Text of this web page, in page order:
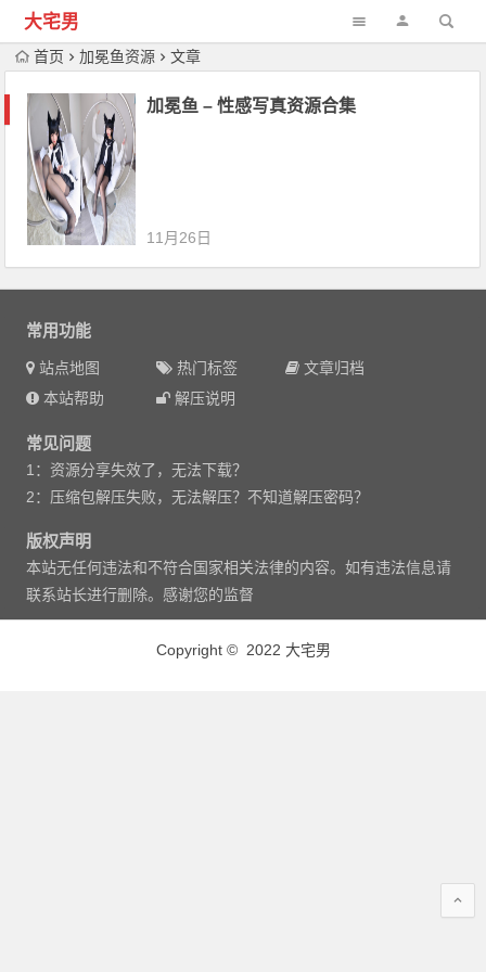
大宅男
首页 加冕鱼资源 文章
加冕鱼 – 性感写真资源合集
11月26日
常用功能
站点地图 热门标签
文章归档
本站帮助
解压说明
常见问题
1：资源分享失效了，无法下载？
2：压缩包解压失败，无法解压？不知道解压密码？
版权声明
本站无任何违法和不符合国家相关法律的内容。如有违法信息请
联系站长进行删除。感谢您的监督
Copyright © 2022 大宅男